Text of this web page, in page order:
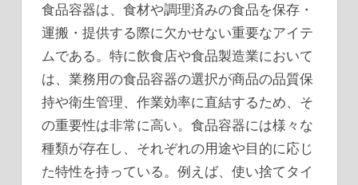
食品容器は、食材や調理済みの食品を保存・
運搬・提供する際に欠かせない重要なアイテ
ムである。 特に飲食店や食品製造業において
は、業務用の食品容器の選択が商品の品質保
持や衛生管理、作業効率に直結するため、そ
の重要性は非常に高い。食品容器には様々な
種類が存在し、それぞれの用途や目的に応じ
た特性を持っている。例えば、使い捨てタイ